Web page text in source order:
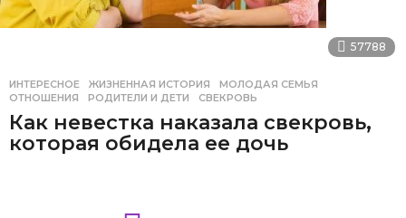
57788
ИНТЕРЕСНОЕ ЖИЗНЕННАЯ ИСТОРИЯ ,МОЛОДАЯ СЕМЬЯ
ОТНОШЕНИЯ
,РОДИТЕЛИ И ДЕТИ ,СВЕКРОВЬ
Как невестка наказала свекровь,
которая обидела ее дочь